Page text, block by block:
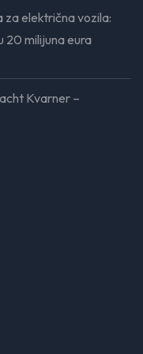
za električna vozila:
20 milijuna eura
Kvarner –